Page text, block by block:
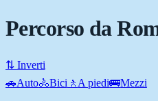
Percorso da
⇅ Inverti
🚗Auto🚴Bici 🚶 A piedi🚌Mezzi